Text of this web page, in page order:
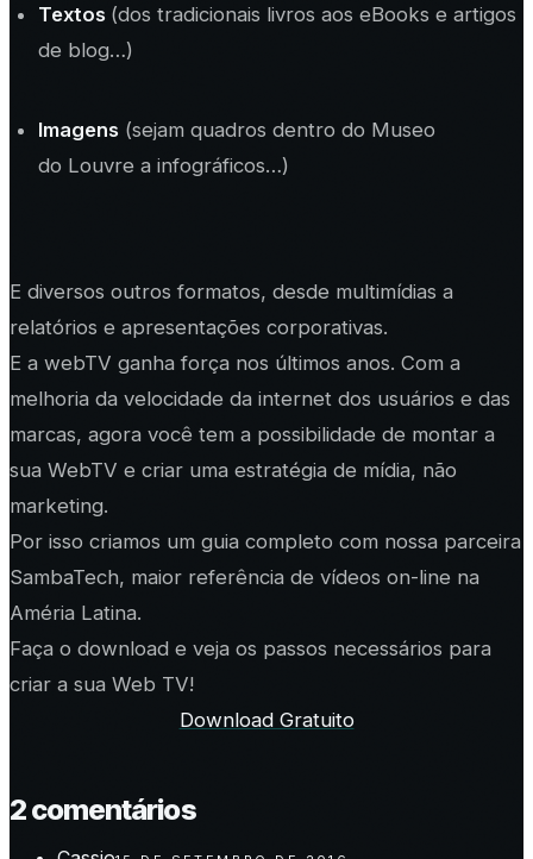
Textos (dos tradicionais livros aos eBooks e artigos
de blog…)
Imagens(sejam quadros dentro do Museo
do Louvre a infográficos…)
E diversos outros formatos, desde multimídias a
relatórios e apresentações corporativas.
E a webTV ganha força nos últimos anos. Com a
melhoria da velocidade da internet dos usuários e das
marcas, agora você tem a possibilidade de montar a
sua WebTV e criar uma estratégia de mídia, não
marketing.
Por isso criamos um guia completo com nossa parceira
SambaTech, maior referência de vídeos on-line na
Améria Latina.
Faça o download e veja os passos necessários para
criar a sua Web TV!
Download Gratuito
2comentários